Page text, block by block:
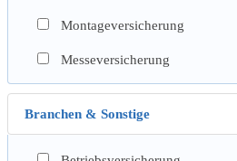
Montageversicherung
Messeversicherung
Branchen & Sonstige